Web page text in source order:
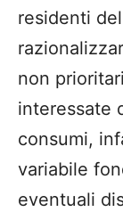
residenti
non
interessate
consumi,
variabile
eventuali